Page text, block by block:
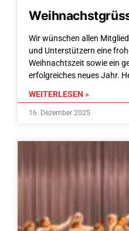
Wir wünschen allen
und Unterstützern eine
Weihnachtszeit sowie ein
erfolgreiches neues Jahr.
WEITERLESEN »
16. Dezember 2025